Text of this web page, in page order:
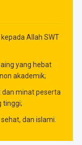
Allah SWT
yang hebat
akademik;
minat peserta
tinggi;
dan islami.